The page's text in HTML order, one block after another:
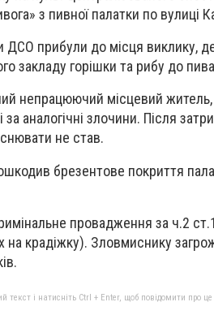
з пивної палатки по вулиці
ДСО прибули до місця виклику,
закладу горішки та рибу до
непрацюючий місцевий
за аналогічні злочини. Після
не став.
брезентове покриття
провадження за ч.2
на крадіжку). Зловмиснику
текст і натисніть Ctrl + Enter, щоб повідомити про